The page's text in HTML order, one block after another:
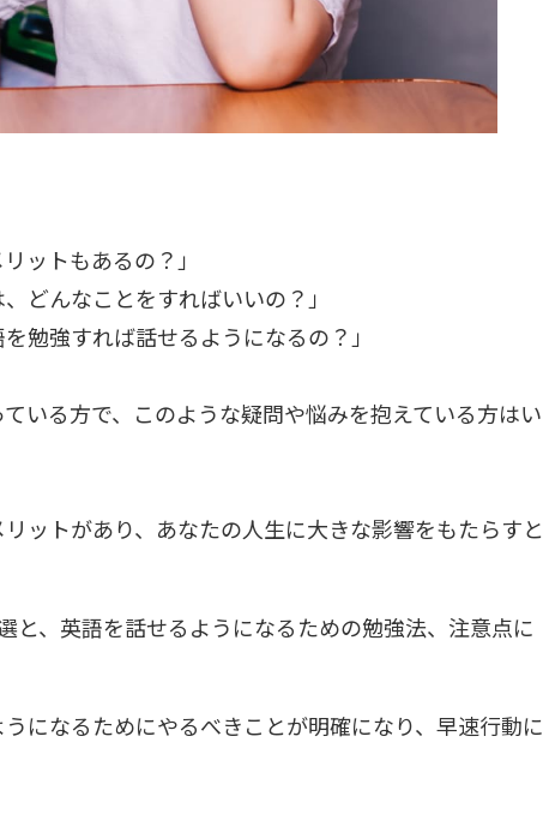
ットもあるの？」
どんなことをすればいいの？」
勉強すれば話せるようになるの？」
いる方で、このような疑問や悩みを抱えている方はい
ットがあり、あなたの人生に大きな影響をもたらすと
と、英語を話せるようになるための勉強法、注意点に
になるためにやるべきことが明確になり、早速行動に